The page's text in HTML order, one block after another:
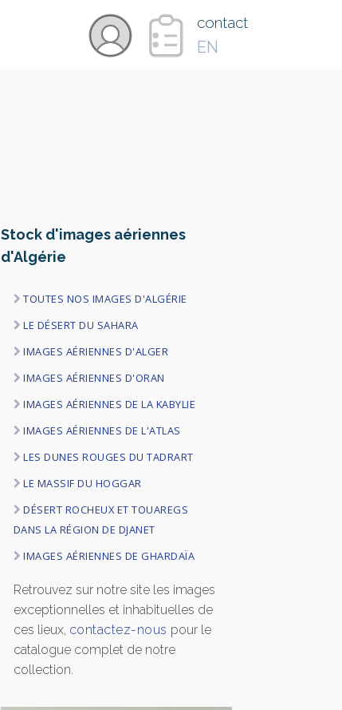
contact
EN
Stock d'images aériennes
d'Algérie
TOUTES NOS IMAGES D'ALGÉRIE
LE DÉSERT DU SAHARA
IMAGES AÉRIENNES D'ALGER
IMAGES AÉRIENNES D'ORAN
IMAGES AÉRIENNES DE LA KABYLIE
IMAGES AÉRIENNES DE L'ATLAS
LES DUNES ROUGES DU TADRART
LE MASSIF DU HOGGAR
DÉSERT ROCHEUX ET TOUAREGS
DANS LA RÉGION DE DJANET
IMAGES AÉRIENNES DE GHARDAÏA
Retrouvez sur notre site les images
exceptionnelles et inhabituelles de
ces lieux, contactez-nous pour le
catalogue complet de notre
collection.